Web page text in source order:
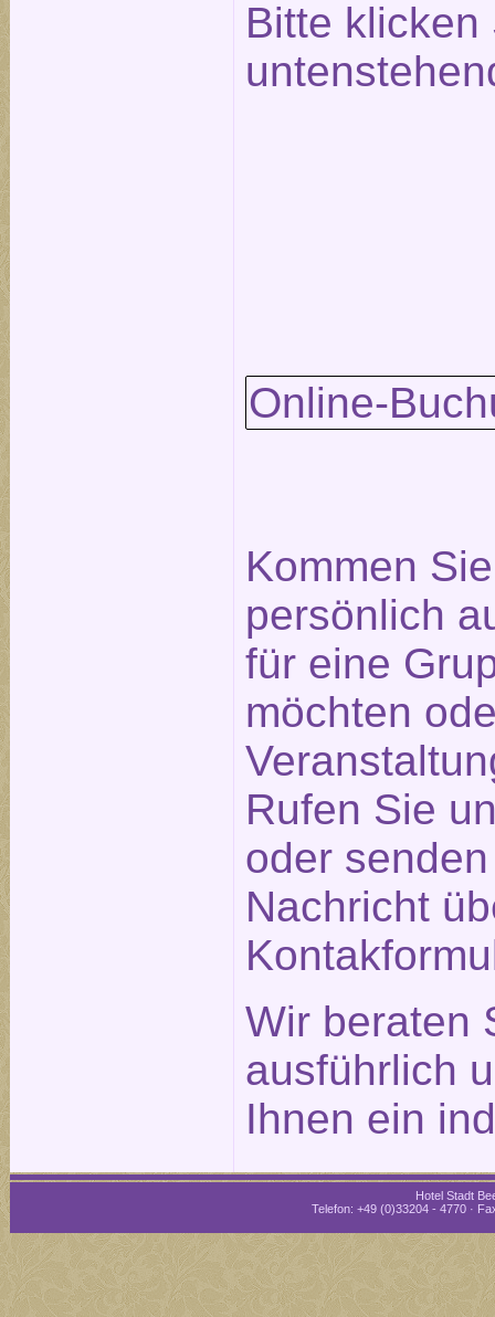
Bitte
Online-
Kommen
persönlich
für eine
möchten
Rufen Sie
oder
Nachricht
Wir beraten
ausführlich
Ihnen ein
Hotel Stadt
Telefon: +49 (0)33204 - 4770 ·